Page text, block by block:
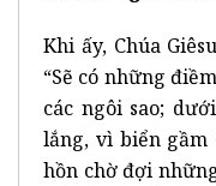
Khi ấy, Chúa
“Sẽ có những
các ngôi sao;
lắng, vì biển
hồn chờ đợi